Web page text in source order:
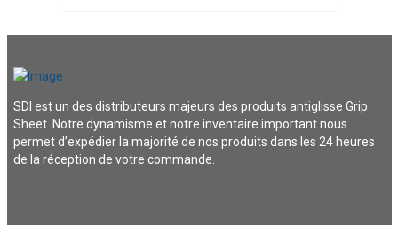
SDI est un des distributeurs majeurs des produits antiglisse Grip
Sheet. Notre dynamisme et notre inventaire important nous
permet d’expédier la majorité de nos produits dans les 24 heures
de la réception de votre commande.